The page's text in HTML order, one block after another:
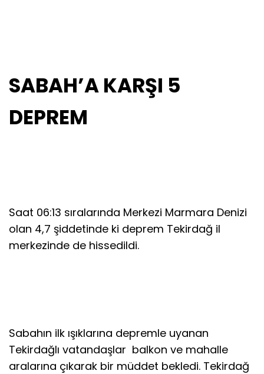
SABAH’A KARŞI 5
DEPREM
Saat 06:13 sıralarında Merkezi Marmara Denizi
olan 4,7 şiddetinde ki deprem Tekirdağ il
merkezinde de hissedildi.
Sabahın ilk ışıklarına depremle uyanan
Tekirdağlı vatandaşlar balkon ve mahalle
aralarına çıkarak bir müddet bekledi. Tekirdağ